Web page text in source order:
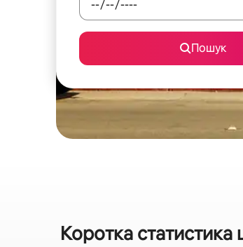
Пошук
Коротка